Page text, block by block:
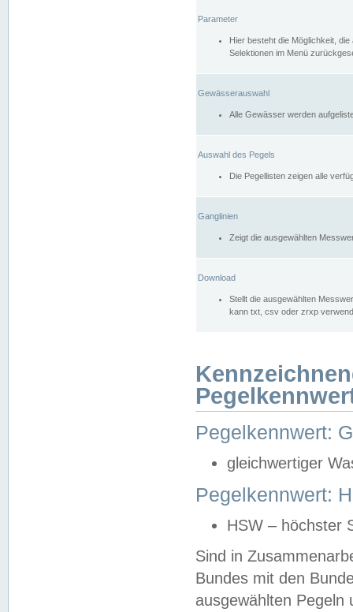
Parameter
Hier besteht die Möglichkeit,
Selektionen im Menü
Gewässerauswahl
Alle Gewässer werden
Auswahl des Pegels
Die Pegellisten zeigen alle
Ganglinien
Zeigt die ausgewählten
Download
Stellt die ausgewählten
kann txt, csv oder zrxp
Pegelkennwert:
gleichwertiger
Pegelkennwert:
HSW – höchster
Sind in
Bundes mit den
ausgewählten